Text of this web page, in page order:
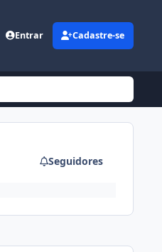
Entrar Cadastre-se
Seguidores